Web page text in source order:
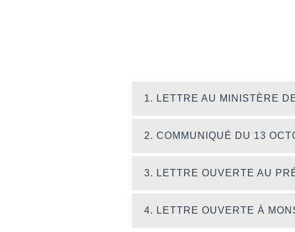
1. LETTRE AU MINISTÈRE
2. COMMUNIQUÉ DU 13
3. LETTRE OUVERTE AU
4. LETTRE OUVERTE À